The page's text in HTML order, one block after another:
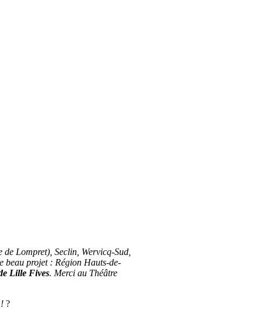
Lompret), Seclin, Wervicq-Sud,
beau projet : Région Hauts-de-
Lille Fives. Merci au Théâtre
?